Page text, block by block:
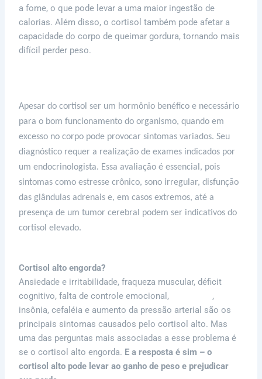
a fome, o que pode levar a uma maior ingestão de
calorias. Além disso, o cortisol também pode afetar a
capacidade do corpo de queimar gordura, tornando mais
difícil perder peso.
Apesar do cortisol ser um hormônio benéfico e necessário
para o bom funcionamento do organismo, quando em
excesso no corpo pode provocar sintomas variados. Seu
diagnóstico requer a realização de exames indicados por
um endocrinologista. Essa avaliação é essencial, pois
sintomas como estresse crônico, sono irregular, disfunção
das glândulas adrenais e, em casos extremos, até a
presença de um tumor cerebral podem ser indicativos do
cortisol elevado.
Cortisol alto engorda?
Ansiedade e irritabilidade, fraqueza muscular, déficit
cognitivo, falta de controle emocional,
,
insônia, cefaléia e aumento da pressão arterial são os
principais sintomas causados pelo cortisol alto. Mas
uma das perguntas mais associadas a esse problema é
se o cortisol alto engorda. E a resposta é sim – o
cortisol alto pode levar ao ganho de peso e prejudicar